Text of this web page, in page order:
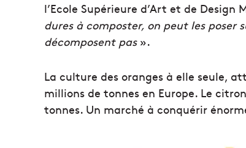
l’Ecole Supérieure d’Art et de Design
dures à composter, on peut les poser
décomposent pas».
La culture des oranges à elle seule,
millions de tonnes en Europe. Le
tonnes. Un marché à conquérir